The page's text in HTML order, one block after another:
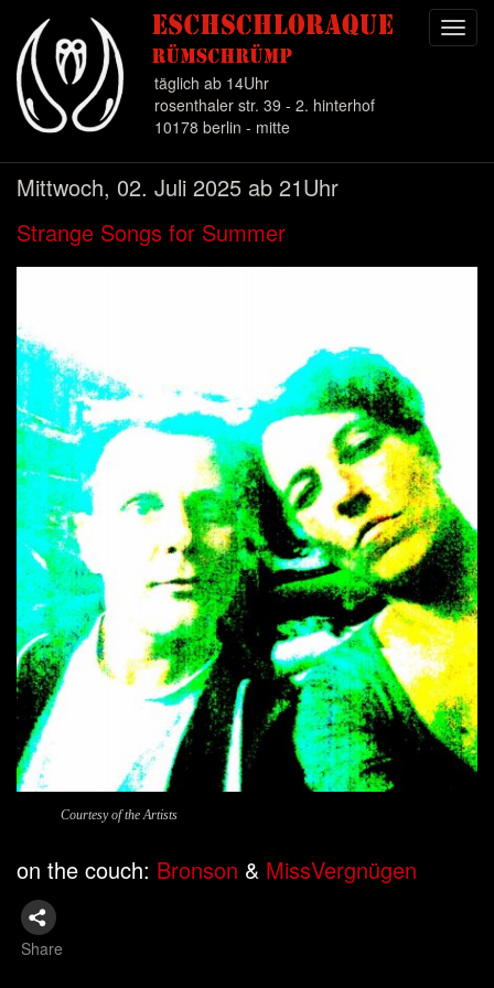
Direkt
zum
täglich ab 14Uhr
rosenthaler str. 39 - 2. hinterhof
10178 berlin - mitte
Mittwoch, 02. Juli 2025 ab 21Uhr
Strange Songs for Summer
Courtesy of the Artists
on the couch: Bronson & MissVergnügen
Share